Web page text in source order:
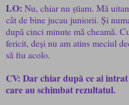
LO: Nu, chiar nu știam. Mă
cât de bine jucau juniorii. Și
după cinci minute mă cheamă.
fericit, deși nu am atins meciul
să fiu acolo.
CV: Dar chiar după ce ai
care au schimbat rezultatul.